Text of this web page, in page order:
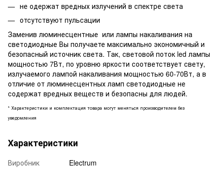
не одержат вредных излучений в спектре света
отсутствуют пульсации
Заменив люминесцентные или лампы накаливания на
светодиодные Вы получаете максимально экономичный и
безопасный источник света. Так, световой поток led лампы
мощностью 7Вт, по уровню яркости соответствует свету,
излучаемого лампой накаливания мощностью 60-70Вт, а в
отличие от люминесцентных ламп светодиодные не
содержат вредных веществ и безопасны для людей.
* Характеристики и комплектация товара могут меняться производителем без
уведомления
Характеристики
Виробник
Electrum